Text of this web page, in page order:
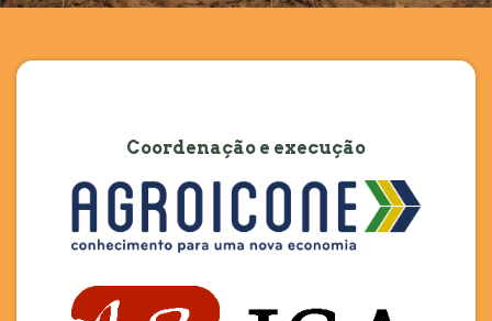
Coordenação e execução